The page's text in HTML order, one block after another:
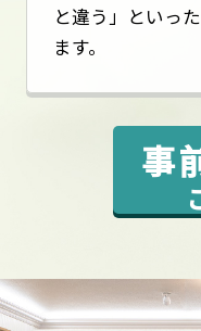
と違う」といっ
ます。
事